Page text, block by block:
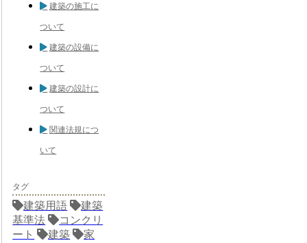
建築の施工に
ついて
建築の設備に
ついて
建築の設計に
ついて
関連法規につ
いて
タグ
建築用語
建築
基準法
コンクリ
ート
建築 家